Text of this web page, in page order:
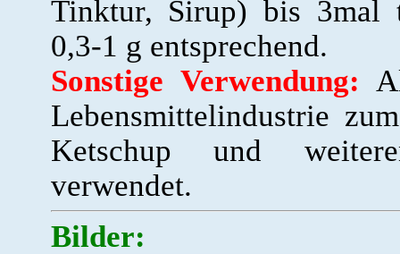
Tinktur, Sirup) bis 3mal
0,3-1 g entsprechend.
Sonstige Verwendung:
Lebensmittelindustrie
Ketschup und
verwendet.
Bilder: